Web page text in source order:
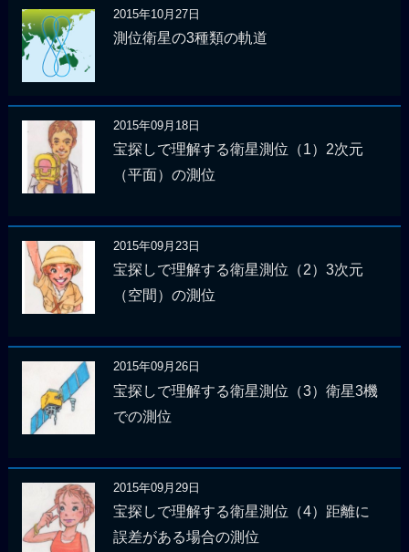
2015年10月27日
測位衛星の3種類の軌道
2015年09月18日
宝探しで理解する衛星測位（1）2次元
（平面）の測位
2015年09月23日
宝探しで理解する衛星測位（2）3次元
（空間）の測位
2015年09月26日
宝探しで理解する衛星測位（3）衛星3機
での測位
2015年09月29日
宝探しで理解する衛星測位（4）距離に
誤差がある場合の測位